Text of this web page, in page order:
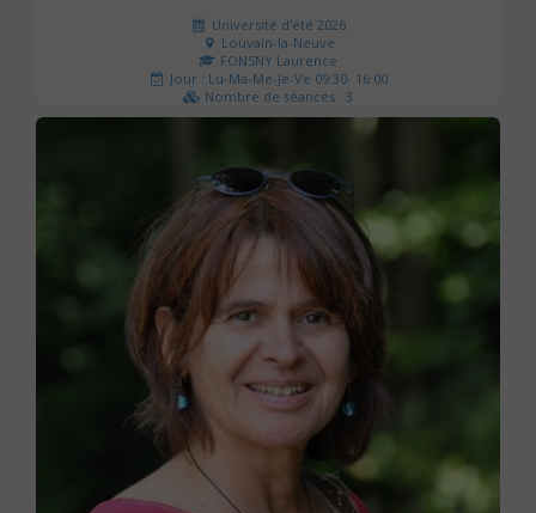
Université d'été 2026
Louvain-la-Neuve
FONSNY Laurence
Jour : Lu-Ma-Me-Je-Ve 09:30- 16:00
Nombre de séances : 3
190 €